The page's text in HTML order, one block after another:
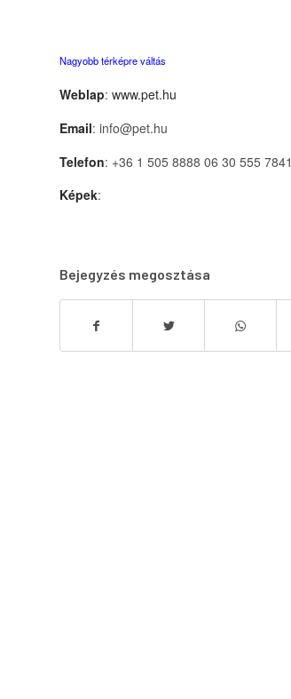
Nagyobb térképre váltás
Weblap: www.pet.hu
Email: info@pet.hu
Telefon: +36 1 505 8888 06 30 555 7841
Képek:
Bejegyzés megosztása